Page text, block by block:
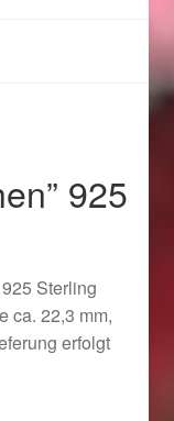
2021
2022
925
Sterling
ca. 22,3 mm,
erfolgt